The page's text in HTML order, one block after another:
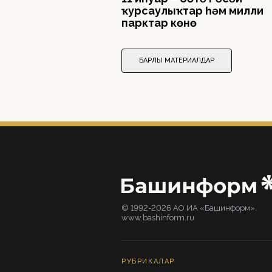
ҡурсаулыҡтар һәм милли
парктар көнө
БАРЛЫҠ МАТЕРИАЛДАР
© 1992-2026 АО ИА «Башинформ».
www.bashinform.ru
РУБРИКАЛАР